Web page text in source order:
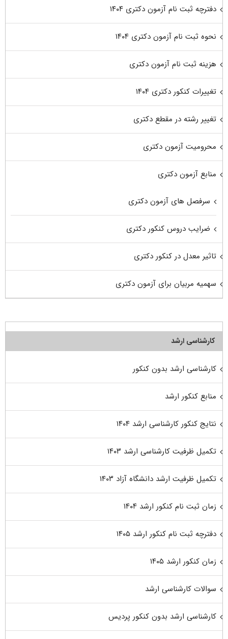
دفترچه ثبت نام آزمون دکتری ۱۴۰۴
نحوه ثبت نام آزمون دکتری ۱۴۰۴
هزینه ثبت نام آزمون دکتری
تغییرات کنکور دکتری ۱۴۰۴
تغییر رشته در مقطع دکتری
محرومیت آزمون دکتری
منابع آزمون دکتری
سرفصل های آزمون دکتری
ضرایب دروس کنکور دکتری
تاثیر معدل در کنکور دکتری
سهمیه مربیان برای آزمون دکتری
کارشناسی ارشد
کارشناسی ارشد بدون کنکور
منابع کنکور ارشد
نتایج کنکور کارشناسی ارشد ۱۴۰۴
تکمیل ظرفیت کارشناسی ارشد ۱۴۰۳
تکمیل ظرفیت ارشد دانشگاه آزاد ۱۴۰۳
زمان ثبت نام کنکور ارشد ۱۴۰۴
دفترچه ثبت نام کنکور ارشد ۱۴۰۵
زمان کنکور ارشد ۱۴۰۵
سوالات کارشناسی ارشد
کارشناسی ارشد بدون کنکور پردیس